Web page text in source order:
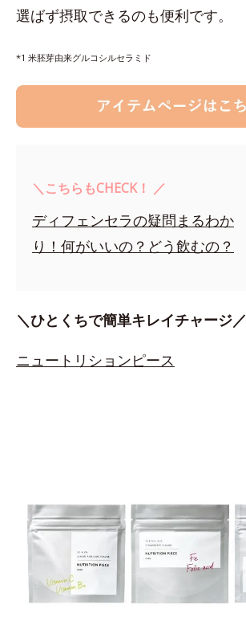
選ばず摂取できるのも便利です。
*1 米胚芽由来グルコシルセラミド
＼こちらもCHECK！ ／
ディフェンセラの疑問まるわか
り！何がいいの？どう飲むの？
＼ひとくちで簡単キレイチャージ／
ニュートリションピース